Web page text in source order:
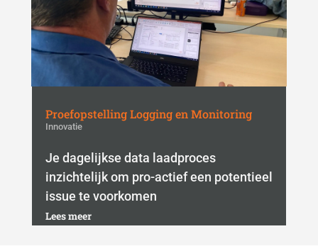
Proefopstelling Logging en Monitoring
Innovatie
Je dagelijkse data laadproces
inzichtelijk om pro-actief een potentieel
issue te voorkomen
Lees meer